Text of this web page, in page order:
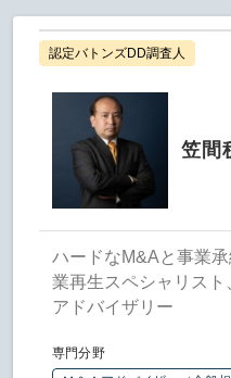
認定バトンズDD調査人
笠間
ハードなM&Aと事業
業再生スペシャリス
アドバイザリー
専門分野